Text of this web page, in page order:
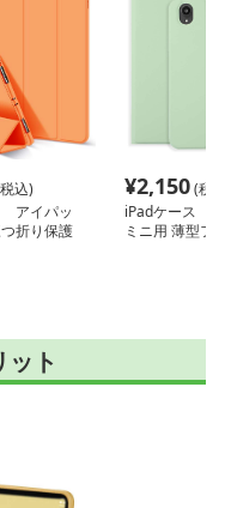
込)
アイパッ
折り保護
¥2,150(税
iPadケース
ミニ用 薄型フ
ト